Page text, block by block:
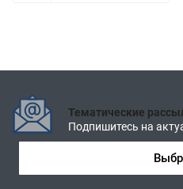
Тематические
Подпишитесь на